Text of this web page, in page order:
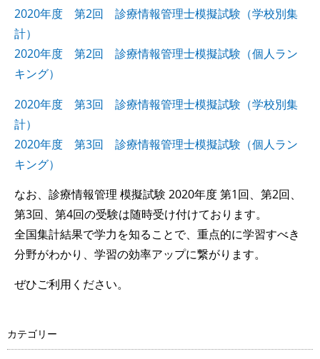
2020年度 第2回 診療情報管理士模擬試験（学校別集
計）
2020年度 第2回 診療情報管理士模擬試験（個人ラン
キング）
2020年度 第3回 診療情報管理士模擬試験（学校別集
計）
2020年度 第3回 診療情報管理士模擬試験（個人ラン
キング）
なお、診療情報管理 模擬試験 2020年度 第1回、第2回、
第3回、第4回の受験は随時受け付けております。
全国集計結果で学力を知ることで、重点的に学習すべき
分野がわかり、学習の効率アップに繋がります。
ぜひご利用ください。
カテゴリー